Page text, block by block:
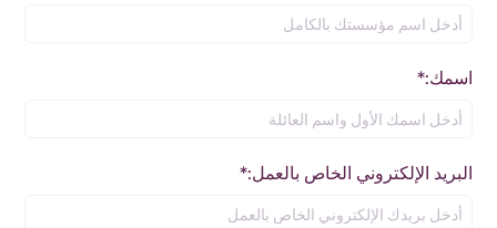
اسمك:*
البريد الإلكتروني الخاص بالعمل:*